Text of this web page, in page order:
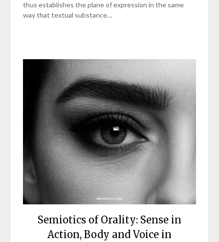
thus establishes the plane of expression in the same
way that textual substance…
Semiotics of Orality: Sense in
Action, Body and Voice in